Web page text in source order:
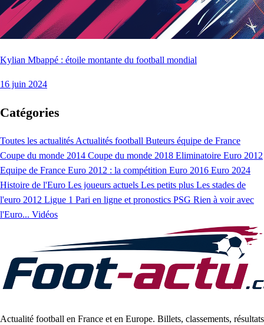
Kylian Mbappé : étoile montante du football mondial
16 juin 2024
Catégories
Toutes les actualitésActualités football Buteurs équipe de France
Coupe du monde 2014 Coupe du monde 2018 Eliminatoire Euro 2012
Equipe de France Euro 2012 : la compétition Euro 2016 Euro 2024
Histoire de l'Euro Les joueurs actuels Les petits plus Les stades de
l'euro 2012 Ligue 1 Pari en ligne et pronostics PSG Rien à voir avec
l'Euro... Vidéos
Actualité football en France et en Europe. Billets, classements, résultats